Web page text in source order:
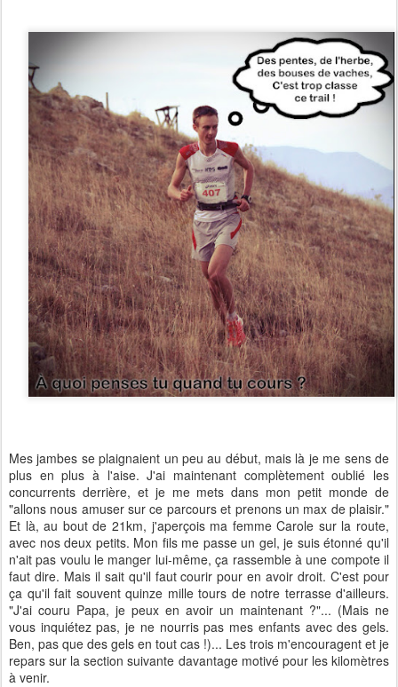
Mes jambes se plaignaient un peu au début, mais là je me sens de
plus en plus à l'aise. J'ai maintenant complètement oublié les
concurrents derrière, et je me mets dans mon petit monde de
"allons nous amuser sur ce parcours et prenons un max de plaisir."
Et là, au bout de 21km, j'aperçois ma femme Carole sur la route,
avec nos deux petits. Mon fils me passe un gel, je suis étonné qu'il
n'ait pas voulu le manger lui-même, ça rassemble à une compote il
faut dire. Mais il sait qu'il faut courir pour en avoir droit. C'est pour
ça qu'il fait souvent quinze mille tours de notre terrasse d'ailleurs.
"J'ai couru Papa, je peux en avoir un maintenant ?"... (Mais ne
vous inquiétez pas, je ne nourris pas mes enfants avec des gels.
Ben, pas que des gels en tout cas !)... Les trois m'encouragent et je
repars sur la section suivante davantage motivé pour les kilomètres
à venir.